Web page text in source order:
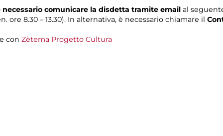
necessario comunicare la disdetta tramite email al
ore 8.30 – 13.30). In alternativa, è necessario chiamare il
con Zètema Progetto Cultura